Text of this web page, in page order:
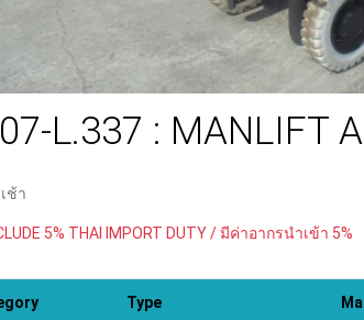
L.337 : MANLIFT
ช้า
5% THAI IMPORT DUTY / มีค่าอากรนำเข้า 5%
Type